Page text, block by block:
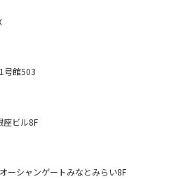
号館503
座ビル8F
ーシャンゲートみなとみらい8F